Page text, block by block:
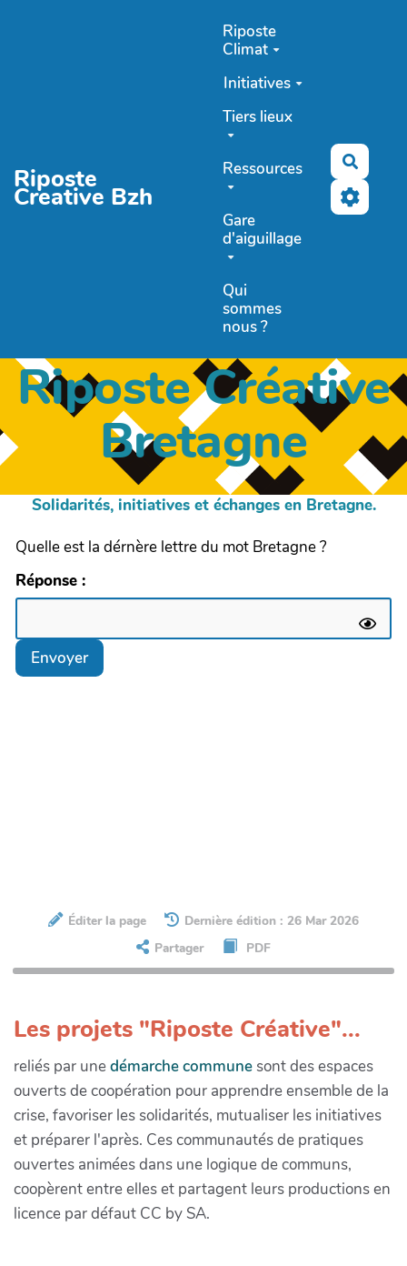
Riposte
Creative Bzh
Riposte
Climat
Initiatives
Tiers lieux
Ressources
Gare
d'aiguillage
Qui
sommes
nous ?
Riposte Créative
Bretagne
Solidarités, initiatives et échanges en Bretagne.
Quelle est la dérnère lettre du mot Bretagne ?
Réponse :
Envoyer
Éditer la page
Dernière édition : 26 Mar 2026
Partager
PDF